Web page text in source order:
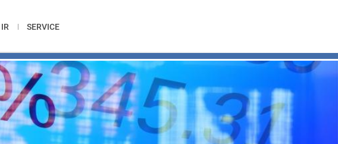
IR SERVICE